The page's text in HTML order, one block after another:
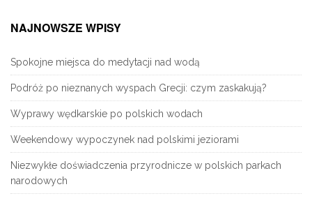
NAJNOWSZE WPISY
Spokojne miejsca do medytacji nad wodą
Podróż po nieznanych wyspach Grecji: czym zaskakują?
Wyprawy wędkarskie po polskich wodach
Weekendowy wypoczynek nad polskimi jeziorami
Niezwykłe doświadczenia przyrodnicze w polskich parkach
narodowych